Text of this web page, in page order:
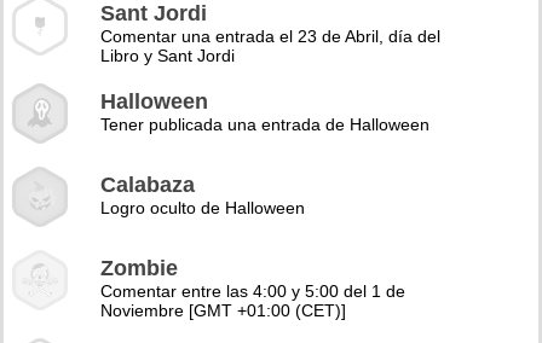
Sant Jordi
Comentar una entrada el 23 de Abril, día del
Libro y Sant Jordi
Halloween
Tener publicada una entrada de Halloween
Calabaza
Logro oculto de Halloween
Zombie
Comentar entre las 4:00 y 5:00 del 1 de
Noviembre [GMT +01:00 (CET)]